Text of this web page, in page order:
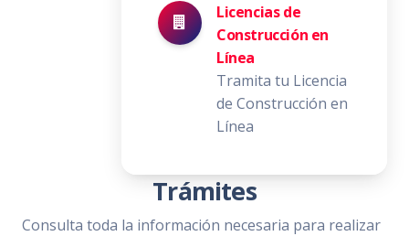
Licencias de
Construcción en
Línea
Tramita tu Licencia
de Construcción en
Línea
Trámites
Consulta toda la información necesaria para realizar